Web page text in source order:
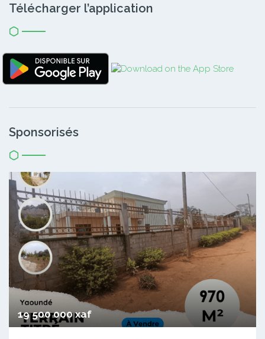
Télécharger l’application
Sponsorisés
19 500 000 xaf